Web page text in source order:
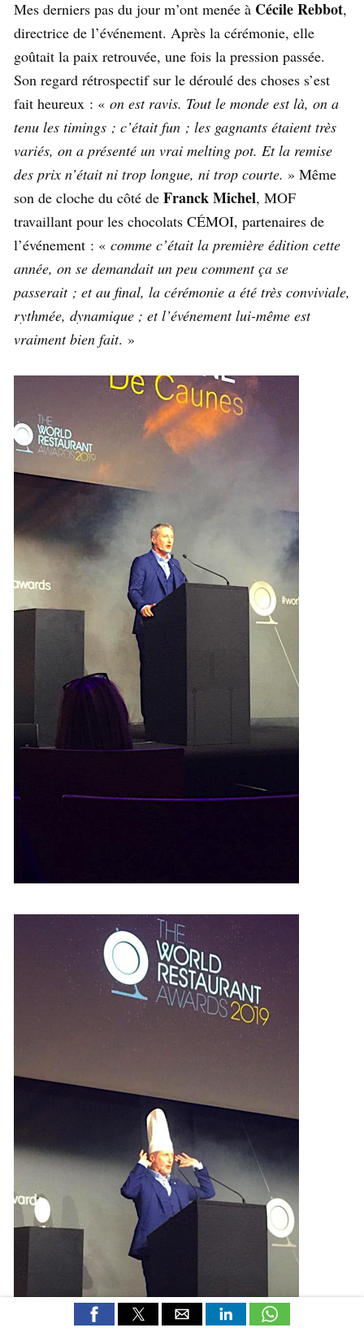
Mes derniers pas du jour m’ont menée à Cécile Rebbot,
directrice de l’événement. Après la cérémonie, elle
goûtait la paix retrouvée, une fois la pression passée.
Son regard rétrospectif sur le déroulé des choses s’est
fait heureux : « on est ravis. Tout le monde est là, on a
tenu les timings ; c’était fun ; les gagnants étaient très
variés, on a présenté un vrai melting pot. Et la remise
des prix n’était ni trop longue, ni trop courte. » Même
son de cloche du côté de Franck Michel, MOF
travaillant pour les chocolats CÉMOI, partenaires de
l’événement : « comme c’était la première édition cette
année, on se demandait un peu comment ça se
passerait ; et au final, la cérémonie a été très conviviale,
rythmée, dynamique ; et l’événement lui-même est
vraiment bien fait. »